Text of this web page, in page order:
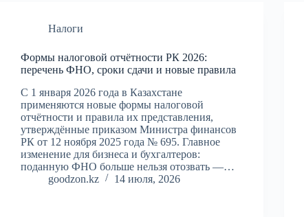
Налоги
Формы налоговой отчётности РК 2026:
перечень ФНО, сроки сдачи и новые правила
С 1 января 2026 года в Казахстане
применяются новые формы налоговой
отчётности и правила их представления,
утверждённые приказом Министра финансов
РК от 12 ноября 2025 года № 695. Главное
изменение для бизнеса и бухгалтеров:
поданную ФНО больше нельзя отозвать —…
goodzon.kz
14 июля, 2026